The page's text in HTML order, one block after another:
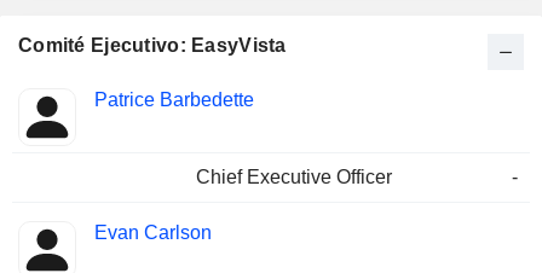
Comité Ejecutivo: EasyVista
Director
Funciones
Patrice Barbedette
Chief Executive Officer -
Evan Carlson